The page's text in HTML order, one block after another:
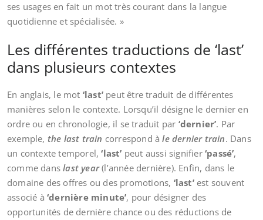
ses usages en fait un mot très courant dans la langue
quotidienne et spécialisée. »
Les différentes traductions de ‘last’
dans plusieurs contextes
En anglais, le mot ‘last’ peut être traduit de différentes
manières selon le contexte. Lorsqu’il désigne le dernier en
ordre ou en chronologie, il se traduit par ‘dernier’. Par
exemple, the last train correspond àle dernier train. Dans
un contexte temporel,‘last’ peut aussi signifier‘passé’,
comme danslast year(l’année dernière). Enfin, dans le
domaine des offres ou des promotions, ‘last’est souvent
associé à ‘dernière minute’, pour désigner des
opportunités de dernière chance ou des réductions de